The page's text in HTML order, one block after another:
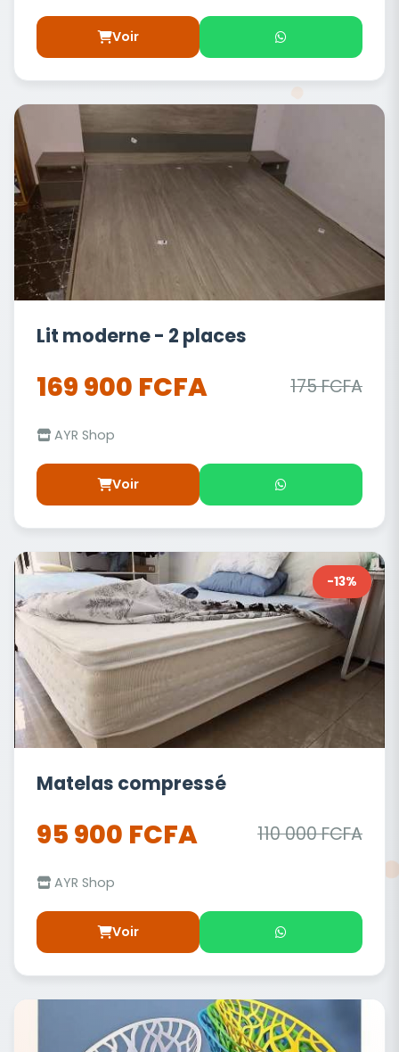
Voir
Lit moderne - 2 places
169 900 FCFA 175 FCFA
AYR Shop
Voir
-13%
Matelas compressé
95 900 FCFA 110 000 FCFA
AYR Shop
Voir